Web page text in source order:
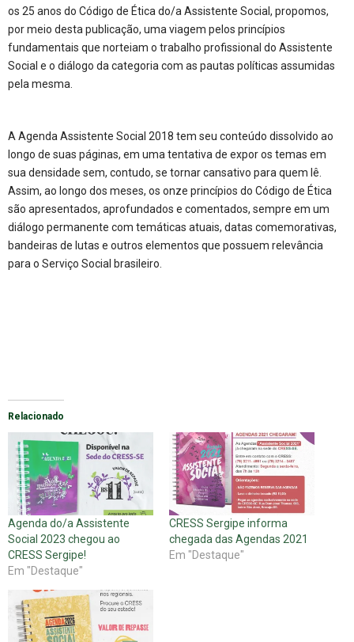
os 25 anos do Código de Ética do/a Assistente Social, propomos,
por meio desta publicação, uma viagem pelos princípios
fundamentais que norteiam o trabalho profissional do Assistente
Social e o diálogo da categoria com as pautas políticas assumidas
pela mesma.
A Agenda Assistente Social 2018 tem seu conteúdo dissolvido ao
longo de suas páginas, em uma tentativa de expor os temas em
sua densidade sem, contudo, se tornar cansativo para quem lê.
Assim, ao longo dos meses, os onze princípios do Código de Ética
são apresentados, aprofundados e comentados, sempre em um
diálogo permanente com temáticas atuais, datas comemorativas,
bandeiras de lutas e outros elementos que possuem relevância
para o Serviço Social brasileiro.
Relacionado
Agenda do/a Assistente
Social 2023 chegou ao
CRESS Sergipe!
Em "Destaque"
CRESS Sergipe informa
chegada das Agendas 2021
Em "Destaque"